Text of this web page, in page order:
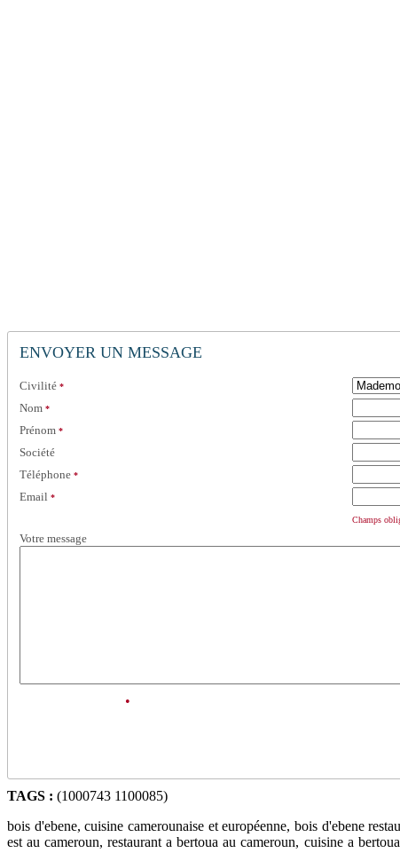
ENVOYER UN MESSAGE
Civilité *
Nom *
Prénom *
Société
Téléphone *
Email *
Champs
Votre message
•
TAGS : (1000743 1100085)
bois d'ebene, cuisine camerounaise et européenne, bois d'ebene
est au cameroun, restaurant a bertoua au cameroun, cuisine a